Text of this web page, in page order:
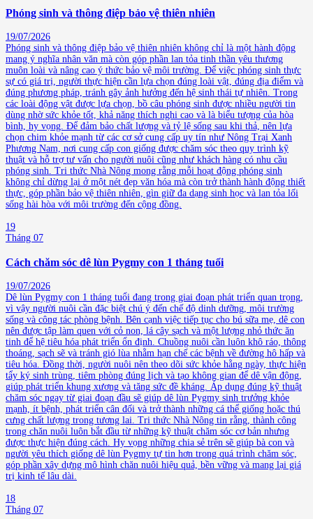
Phóng sinh và thông điệp bảo vệ thiên nhiên
19/07/2026
Phóng sinh và thông điệp bảo vệ thiên nhiên không chỉ là một hành động
mang ý nghĩa nhân văn mà còn góp phần lan tỏa tinh thần yêu thương
muôn loài và nâng cao ý thức bảo vệ môi trường. Để việc phóng sinh thực
sự có giá trị, người thực hiện cần lựa chọn đúng loài vật, đúng địa điểm và
đúng phương pháp, tránh gây ảnh hưởng đến hệ sinh thái tự nhiên. Trong
các loài động vật được lựa chọn, bồ câu phóng sinh được nhiều người tin
dùng nhờ sức khỏe tốt, khả năng thích nghi cao và là biểu tượng của hòa
bình, hy vọng. Để đảm bảo chất lượng và tỷ lệ sống sau khi thả, nên lựa
chọn chim khỏe mạnh từ các cơ sở cung cấp uy tín như Nông Trại Xanh
Phương Nam, nơi cung cấp con giống được chăm sóc theo quy trình kỹ
thuật và hỗ trợ tư vấn cho người nuôi cũng như khách hàng có nhu cầu
phóng sinh. Tri thức Nhà Nông mong rằng mỗi hoạt động phóng sinh
không chỉ dừng lại ở một nét đẹp văn hóa mà còn trở thành hành động thiết
thực, góp phần bảo vệ thiên nhiên, gìn giữ đa dạng sinh học và lan tỏa lối
sống hài hòa với môi trường đến cộng đồng.
19
Tháng 07
Cách chăm sóc dê lùn Pygmy con 1 tháng tuổi
19/07/2026
Dê lùn Pygmy con 1 tháng tuổi đang trong giai đoạn phát triển quan trọng,
vì vậy người nuôi cần đặc biệt chú ý đến chế độ dinh dưỡng, môi trường
sống và công tác phòng bệnh. Bên cạnh việc tiếp tục cho bú sữa mẹ, dê con
nên được tập làm quen với cỏ non, lá cây sạch và một lượng nhỏ thức ăn
tinh để hệ tiêu hóa phát triển ổn định. Chuồng nuôi cần luôn khô ráo, thông
thoáng, sạch sẽ và tránh gió lùa nhằm hạn chế các bệnh về đường hô hấp và
tiêu hóa. Đồng thời, người nuôi nên theo dõi sức khỏe hằng ngày, thực hiện
tẩy ký sinh trùng, tiêm phòng đúng lịch và tạo không gian để dê vận động,
giúp phát triển khung xương và tăng sức đề kháng. Áp dụng đúng kỹ thuật
chăm sóc ngay từ giai đoạn đầu sẽ giúp dê lùn Pygmy sinh trưởng khỏe
mạnh, ít bệnh, phát triển cân đối và trở thành những cá thể giống hoặc thú
cưng chất lượng trong tương lai. Tri thức Nhà Nông tin rằng, thành công
trong chăn nuôi luôn bắt đầu từ những kỹ thuật chăm sóc cơ bản nhưng
được thực hiện đúng cách. Hy vọng những chia sẻ trên sẽ giúp bà con và
người yêu thích giống dê lùn Pygmy tự tin hơn trong quá trình chăm sóc,
góp phần xây dựng mô hình chăn nuôi hiệu quả, bền vững và mang lại giá
trị kinh tế lâu dài.
18
Tháng 07